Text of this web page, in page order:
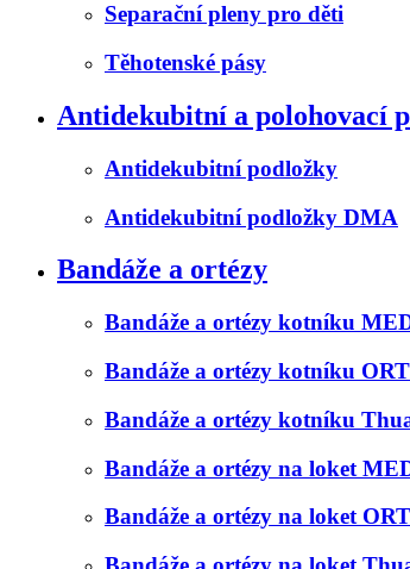
Separační pleny pro děti
Těhotenské pásy
Antidekubitní a polohovací
Antidekubitní podložky
Antidekubitní podložky DMA
Bandáže a ortézy
Bandáže a ortézy kotníku
Bandáže a ortézy kotníku
Bandáže a ortézy kotníku
Bandáže a ortézy na loket
Bandáže a ortézy na loket